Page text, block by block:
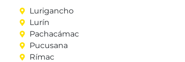
Lurigancho
Lurín
Pachacámac
Pucusana
Rímac